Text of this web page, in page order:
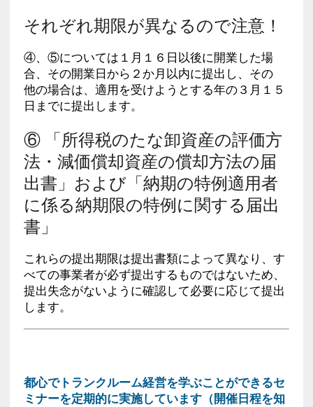
それぞれ期限が異なるので注意！
④、⑤については１月１６日以後に開業した場
合、その開業日から２か月以内に提出し、その
他の場合は、適用を受けようとする年の３月１５
日までに提出します。
⑥ 「所得税のたな卸資産の評価方
法・減価償却資産の償却方法の届
出書」および「納期の特例適用者
に係る納期限の特例に関する届出
書」
これらの提出期限は提出書類によって異なり、す
べての事業者が必ず提出するものではないため、
提出失念がないように確認して必要に応じて提出
します。
都心でトランクルーム経営を学ぶことができるセ
ミナーを定期的に実施しています（開催日程を知